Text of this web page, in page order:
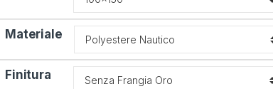
Materiale
Finitura